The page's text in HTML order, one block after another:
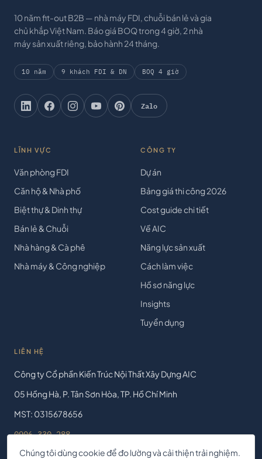
10 năm fit-out B2B — nhà máy FDI, chuỗi bán lẻ và gia
chủ khắp Việt Nam. Báo giá BOQ trong 4 giờ, 2 nhà
máy sản xuất riêng, bảo hành 24 tháng.
10 năm 9 khách FDI & DN BOQ 4 giờ
Zalo
LĨNH VỰC
Văn phòng FDI
Căn hộ & Nhà phố
Biệt thự & Dinh thự
Bán lẻ & Chuỗi
Nhà hàng & Cà phê
Nhà máy & Công nghiệp
CÔNG TY
Dự án
Bảng giá thi công 2026
Cost guide chi tiết
Về AIC
Năng lực sản xuất
Cách làm việc
Hồ sơ năng lực
Insights
Tuyển dụng
LIÊN HỆ
Công ty Cổ phần Kiến Trúc Nội Thất Xây Dựng AIC
05 Hồng Hà, P. Tân Sơn Hòa, TP. Hồ Chí Minh
MST: 0315678656
0906 330 288
contact@aicjsc.com
Chúng tôi dùng cookie để đo lường và cải thiện trải nghiệm.